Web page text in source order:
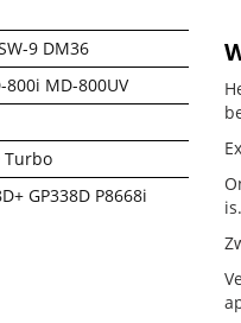
9 DM36
MD-800UV
Turbo
GP338D P8668i
is.